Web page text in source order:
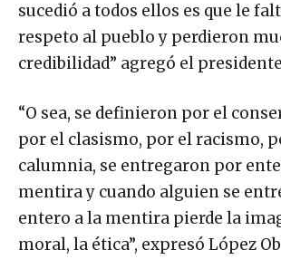
sucedió a todos ellos es que le
respeto al pueblo y perdieron
credibilidad” agregó el
“O sea, se definieron por el
por el clasismo, por el racismo,
calumnia, se entregaron por
mentira y cuando alguien se
entero a la mentira pierde la
moral, la ética”, expresó López